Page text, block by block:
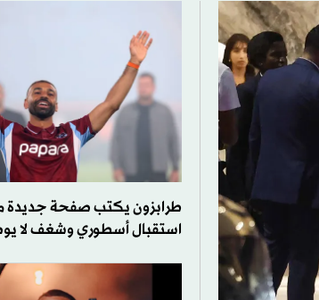
طرابزون يكتب صفحة
استقبال أسطوري وشغف لا